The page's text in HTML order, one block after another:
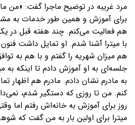
مرد غریبه در توضیح ماجرا گفت: «من
برای آموزش و همین طور خدمات به
هم فعالیت می‌کنم. چند هفته قبل در
با میترا آشنا شدم. او تمایل داشت
هم میزان شهریه را گفتم و با هم به
جلسه‌ای به او آموزش دادم تا اینکه به
به مادرم نشان دادم. مادرم هم اظهار
کنم. من تا روزی که دستگیر شدم،
روز برای آموزش به خانه‌اش رفتم اما
میترا برای اولین بار به من گفت که